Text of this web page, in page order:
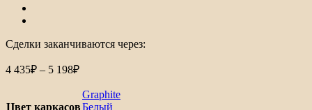
Сделки заканчиваются через:
4 435₽ – 5 198₽Диапазон
4
435₽
Цвет каркасов
Graphite
Белый